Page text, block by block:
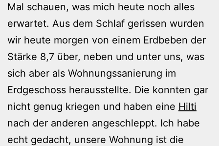
Mal schauen, was mich heute noch alles
erwartet. Aus dem Schlaf gerissen wurden
wir heute morgen von einem Erdbeben der
Stärke 8,7 über, neben und unter uns, was
sich aber als Wohnungssanierung im
Erdgeschoss herausstellte. Die konnten gar
nicht genug kriegen und haben eine Hilti
nach der anderen angeschleppt. Ich habe
echt gedacht, unsere Wohnung ist die